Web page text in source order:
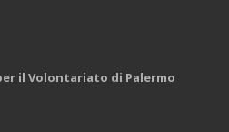
il Volontariato di Palermo